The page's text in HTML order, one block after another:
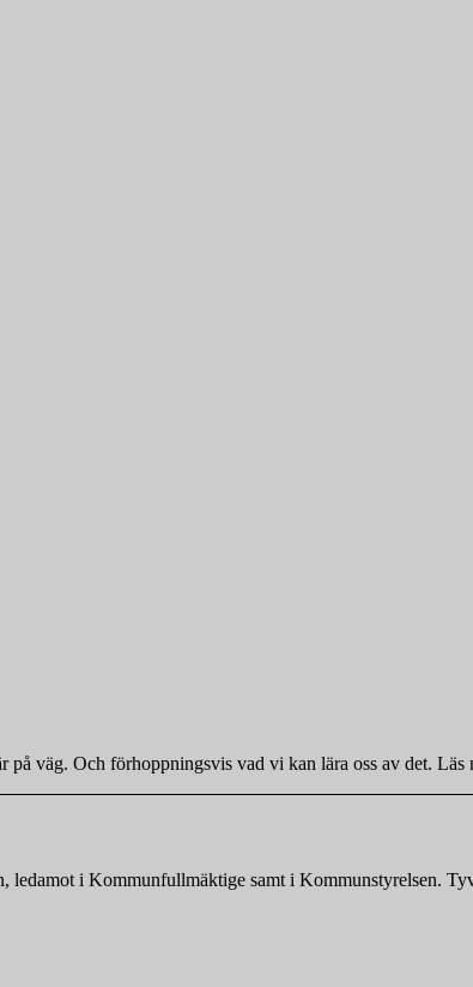
väg. Och förhoppningsvis vad vi kan lära oss av det. Läs
i Kommunfullmäktige samt i Kommunstyrelsen.